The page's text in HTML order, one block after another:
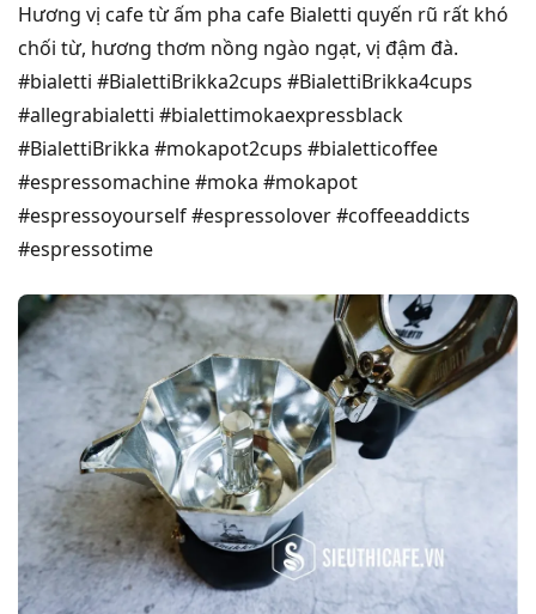
Hương vị cafe từ ấm pha cafe Bialetti quyến rũ rất khó
chối từ, hương thơm nồng ngào ngạt, vị đậm đà.
#bialetti #BialettiBrikka2cups #BialettiBrikka4cups
#allegrabialetti #bialettimokaexpressblack
#BialettiBrikka #mokapot2cups #bialetticoffee
#espressomachine#moka #mokapot
#espressoyourself#espressolover#coffeeaddicts
#espressotime